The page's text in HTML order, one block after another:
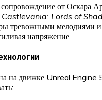
от Оскара
Castlevania: Lords of
тревожными мелодиями
напряжение.
на движке Unreal Engine